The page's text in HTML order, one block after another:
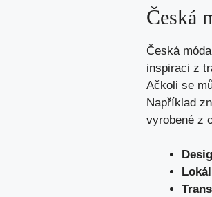
Česká
Česká
inspiraci z
Ačkoli se
Například
vyrobené z